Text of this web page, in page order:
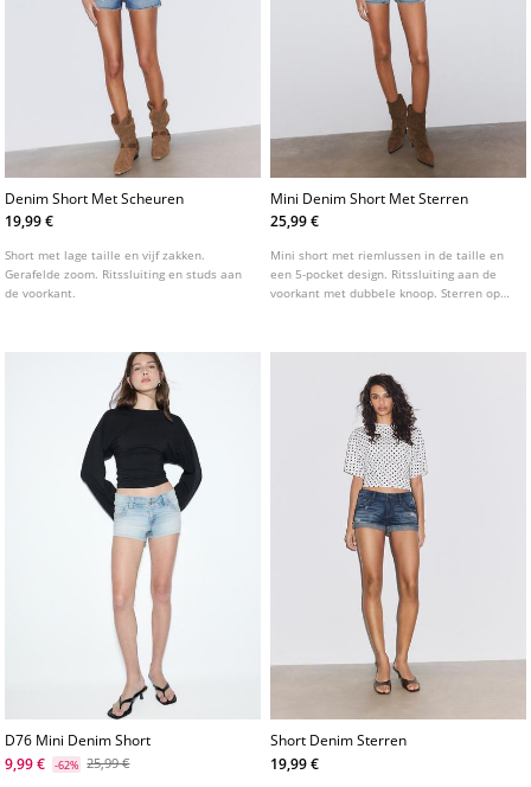
Denim Short Met Scheuren
19,99 €
Short met lage taille en vijf zakken.
Gerafelde zoom. Ritssluiting en studs aan
de voorkant.
Mini Denim Short Met Sterren
25,99 €
Mini short met riemlussen in de taille en
een 5-pocket design. Ritssluiting aan de
voorkant met dubbele knoop. Sterren op
D76 Mini Denim Short
9,99 €
-62% 25,99 €
Short Denim Sterren
19,99 €